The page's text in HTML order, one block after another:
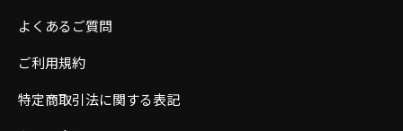
よくあるご質問
ご利用規約
特定商取引法に関する表記